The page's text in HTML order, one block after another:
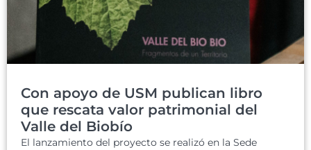
Con apoyo de USM publican libro
que rescata valor patrimonial del
Valle del Biobío
El lanzamiento del proyecto se realizó en la Sede